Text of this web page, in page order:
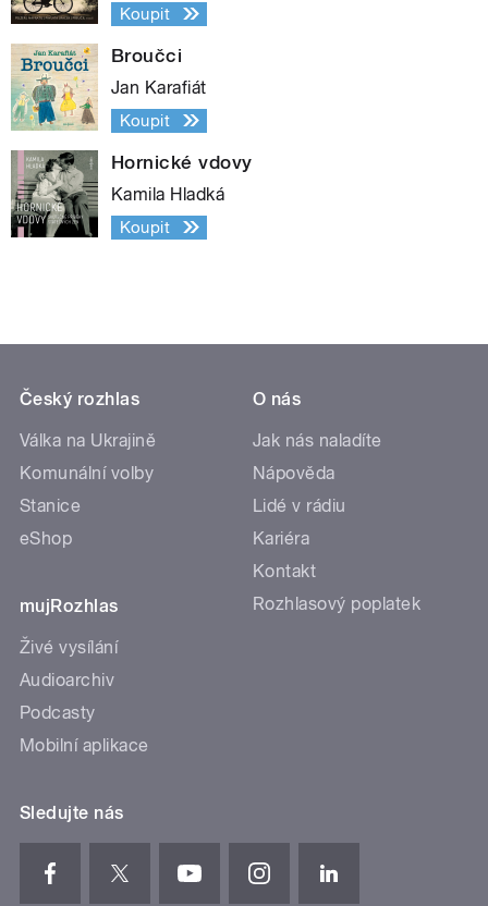
Koupit
Broučci
Jan Karafiát
Koupit
Hornické vdovy
Kamila Hladká
Koupit
Český rozhlas
Válka na Ukrajině
Komunální volby
Stanice
eShop
mujRozhlas
Živé vysílání
Audioarchiv
Podcasty
Mobilní aplikace
O nás
Jak nás naladíte
Nápověda
Lidé v rádiu
Kariéra
Kontakt
Rozhlasový poplatek
Sledujte nás